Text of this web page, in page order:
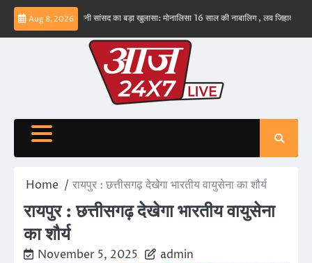
Skip
content
Aug 8, 2026
बड़वानी सांसद का बड़ा खुलासा: मोनालिसा 16 साल की नाबालिग , लव जिहाद के षडयंत्र का
Home रायपुर : छत्तीसगढ़ देखेगा भारतीय वायुसेना का शौर्य
रायपुर : छत्तीसगढ़ देखेगा भारतीय वायुसेना
का शौर्य
November 5, 2025 admin